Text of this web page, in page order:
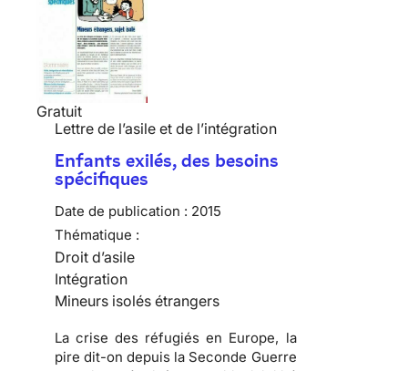
Gratuit
Lettre de l’asile et de l’intégration
Enfants exilés, des besoins
spécifiques
Date de publication : 2015
Thématique :
Droit d’asile
Intégration
Mineurs isolés étrangers
La crise des réfugiés en Europe, la
pire dit-on depuis la Seconde Guerre